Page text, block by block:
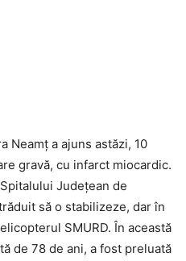
Neamț a ajuns astăzi, 10
gravă, cu infarct miocardic.
Județean de
să o stabilizeze, dar în
SMURD. În această
de 78 de ani, a fost preluată